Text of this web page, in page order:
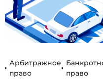
Арбитражное
право
право